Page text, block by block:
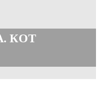
КОТ